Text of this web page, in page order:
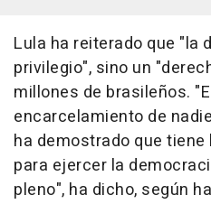
Lula ha reiterado que "la
privilegio", sino un
millones de brasileños.
encarcelamiento de
ha demostrado que
para ejercer la
pleno", ha dicho, según